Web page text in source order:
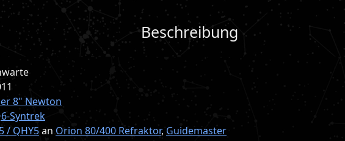
Beschreibung
8" Newton
Syntrek
/ QHY5an Orion 80/400 Refraktor, Guidemaster